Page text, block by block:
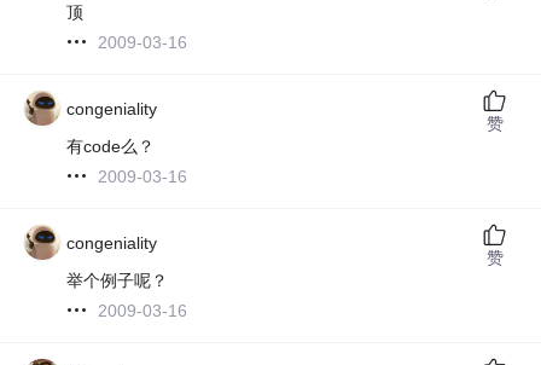
顶
2009-03-16
congeniality
有code么？
2009-03-16
赞
congeniality
举个例子呢？
2009-03-16
赞